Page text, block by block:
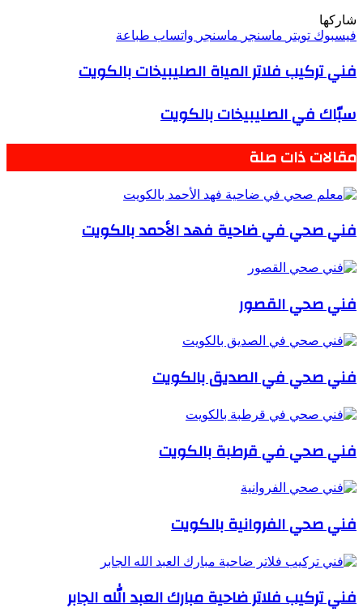
شاركها
فيسبوك تويتر ماسنجر ماسنجر واتساب طباعة
فني تركيب فلاتر المياة الصليبيخات بالكويت
سبّاك في الصليبيخات بالكويت
مقالات ذات صلة
فني صحي في ضاحية فهد الأحمد بالكويت
فني صحي القصور
فني صحي في الصديق بالكويت
فني صحي في قرطبة بالكويت
فني صحي الفروانية بالكويت
فني تركيب فلاتر ضاحية مبارك العبد الله الجابر